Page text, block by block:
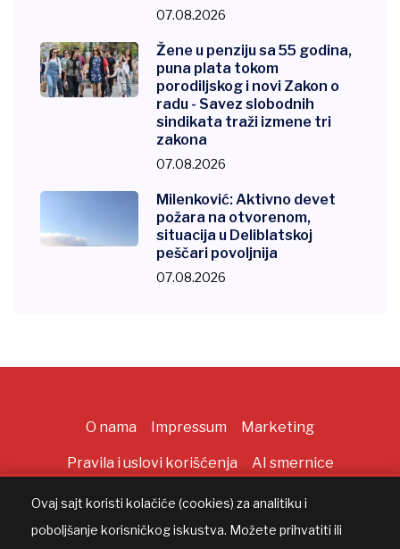
07.08.2026
Žene u penziju sa 55 godina,
puna plata tokom
porodiljskog i novi Zakon o
radu - Savez slobodnih
sindikata traži izmene tri
zakona
07.08.2026
Milenković: Aktivno devet
požara na otvorenom,
situacija u Deliblatskoj
peščari povoljnija
07.08.2026
O nama Impressum Marketing
Pravila i uslovi korišćenja AI smernice
Copyright © All rights reserved |
Ovaj sajt koristi kolačiće (cookies) za analitiku i
poboljšanje korisničkog iskustva. Možete prihvatiti ili